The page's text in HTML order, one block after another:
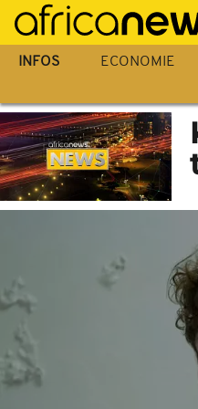
Passer
au
contenu
INFOS ECONOMIE